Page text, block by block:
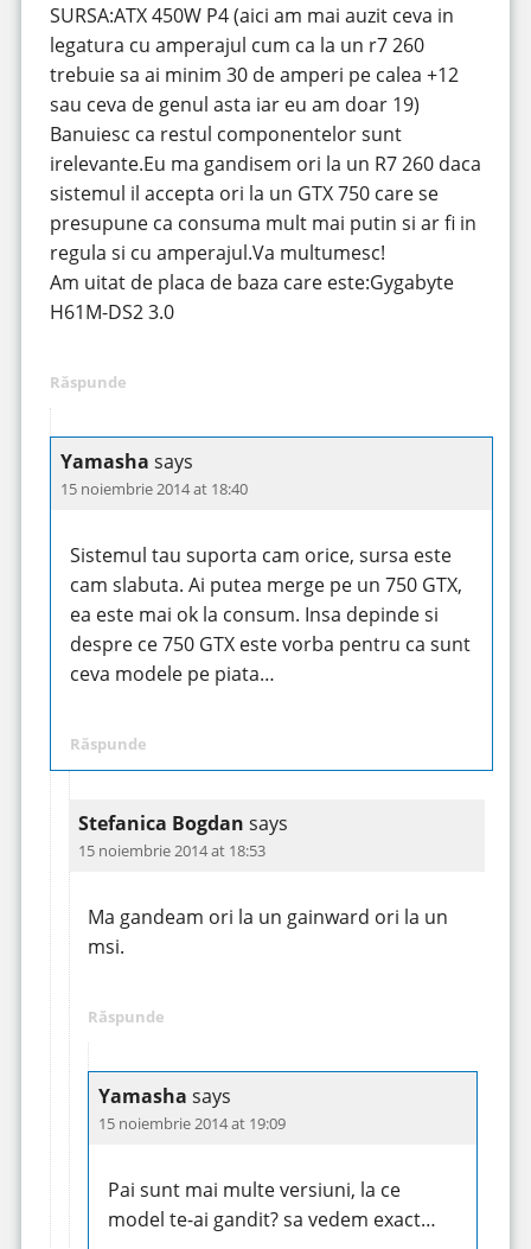
SURSA:ATX 450W P4 (aici am mai auzit ceva in
legatura cu amperajul cum ca la un r7 260
trebuie sa ai minim 30 de amperi pe calea +12
sau ceva de genul asta iar eu am doar 19)
Banuiesc ca restul componentelor sunt
irelevante.Eu ma gandisem ori la un R7 260 daca
sistemul il accepta ori la un GTX 750 care se
presupune ca consuma mult mai putin si ar fi in
regula si cu amperajul.Va multumesc!
Am uitat de placa de baza care este:Gygabyte
H61M-DS2 3.0
Răspunde
Yamasha says
15 noiembrie 2014 at 18:40
Sistemul tau suporta cam orice, sursa este
cam slabuta. Ai putea merge pe un 750 GTX,
ea este mai ok la consum. Insa depinde si
despre ce 750 GTX este vorba pentru ca sunt
ceva modele pe piata…
Răspunde
Stefanica Bogdan says
15 noiembrie 2014 at 18:53
Ma gandeam ori la un gainward ori la un
msi.
Răspunde
Yamasha says
15 noiembrie 2014 at 19:09
Pai sunt mai multe versiuni, la ce
model te-ai gandit? sa vedem exact…